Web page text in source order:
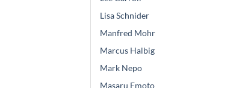
Lisa Schnider
Manfred Mohr
Marcus Halbig
Mark Nepo
Masaru Emoto